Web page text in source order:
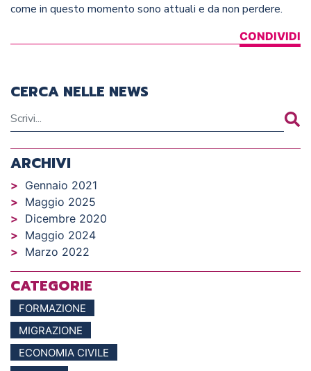
come in questo momento sono attuali e da non perdere.
CONDIVIDI
CERCA NELLE NEWS
ARCHIVI
Gennaio 2021
Maggio 2025
Dicembre 2020
Maggio 2024
Marzo 2022
CATEGORIE
FORMAZIONE
MIGRAZIONE
ECONOMIA CIVILE